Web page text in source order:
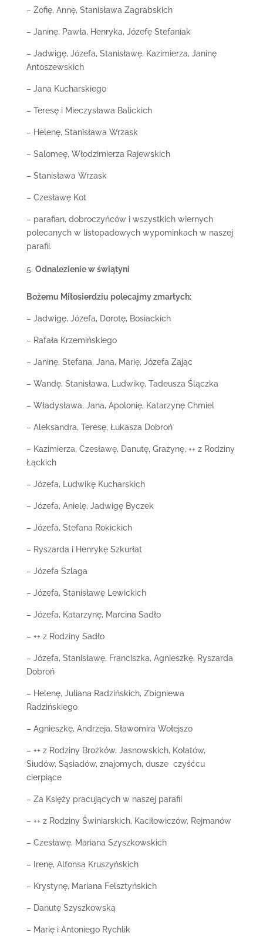
– Zofię, Annę, Stanisława Zagrabskich
– Janinę, Pawła, Henryka, Józefę Stefaniak
– Jadwigę, Józefa, Stanisławę, Kazimierza, Janinę
Antoszewskich
– Jana Kucharskiego
– Teresę i Mieczysława Balickich
– Helenę, Stanisława Wrzask
– Salomeę, Włodzimierza Rajewskich
– Stanisława Wrzask
– Czesławę Kot
– parafian, dobroczyńców i wszystkich wiernych
polecanych w listopadowych wypominkach w naszej
parafii.
Odnalezienie w świątyni
Bożemu Miłosierdziu polecajmy zmarłych:
– Jadwigę, Józefa, Dorotę, Bosiackich
– Rafała Krzemińskiego
– Janinę, Stefana, Jana, Marię, Józefa Zając
– Wandę, Stanisława, Ludwikę, Tadeusza Ślączka
– Władysława, Jana, Apolonię, Katarzynę Chmiel
– Aleksandra, Teresę, Łukasza Dobroń
– Kazimierza, Czesławę, Danutę, Grażynę, ++ z Rodziny
Łąckich
– Józefa, Ludwikę Kucharskich
– Józefa, Anielę, Jadwigę Byczek
– Józefa, Stefana Rokickich
– Ryszarda i Henrykę Szkurłat
– Józefa Szlaga
– Józefa, Stanisławę Lewickich
– Józefa, Katarzynę, Marcina Sadło
– ++ z Rodziny Sadło
– Józefa, Stanisławę, Franciszka, Agnieszkę, Ryszarda
Dobroń
– Helenę, Juliana Radzińskich, Zbigniewa
Radzińskiego
– Agnieszkę, Andrzeja, Sławomira Wołejszo
– ++ z Rodziny Brożków, Jasnowskich, Kołatów,
Siudów, Sąsiadów, znajomych, dusze czyśćcu
cierpiące
– Za Księży pracujących w naszej parafii
– ++ z Rodziny Świniarskich, Kaciłowiczów, Rejmanów
– Czesławę, Mariana Szyszkowskich
– Irenę, Alfonsa Kruszyńskich
– Krystynę, Mariana Felsztyńskich
– Danutę Szyszkowską
– Marię i Antoniego Rychlik